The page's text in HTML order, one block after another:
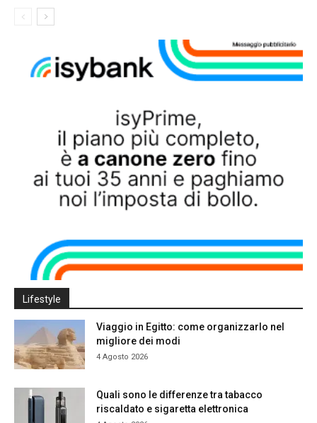
Lifestyle
Viaggio in Egitto: come organizzarlo nel
migliore dei modi
4 Agosto 2026
Quali sono le differenze tra tabacco
riscaldato e sigaretta elettronica